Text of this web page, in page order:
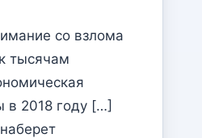
со взлома
тысячам
в 2018 году […]